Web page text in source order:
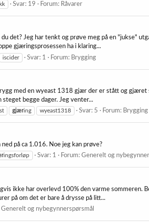
Svar: 19 Forum: Råvarer
det? Jeg har tenkt og prøve meg på en "jukse"
gjæringsprosessen ha i klaring...
iscider Svar: 1 Forum: Brygging
med en wyeast 1318 gjær der er stått og
begge dager. Jeg venter...
gjæring wyeast1318 Svar: 5 Forum: Brygging
på ca 1.016. Noe jeg kan prøve?
ingsforløp Svar: 1 Forum: Generelt og
ikke har overlevd 100% den varme sommeren.
på om det er bare å drysse på litt...
Generelt og nybegynnerspørsmål